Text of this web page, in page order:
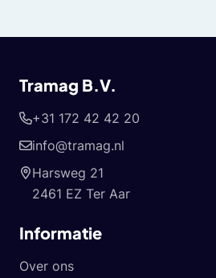
Tramag B.V.
+31 172 42 42 20
info@tramag.nl
Harsweg 21
2461 EZ Ter Aar
Informatie
Over ons